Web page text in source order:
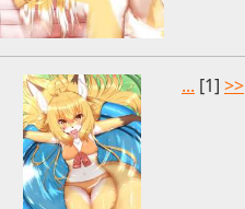
... [1] >>